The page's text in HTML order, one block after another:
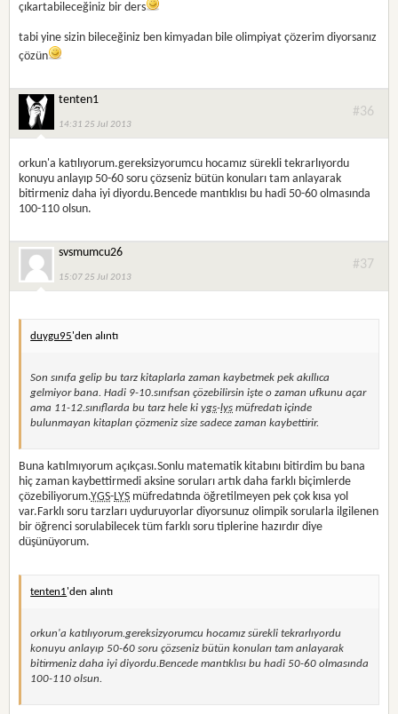
çıkartabileceğiniz bir ders
tabi yine sizin bileceğiniz ben kimyadan bile olimpiyat çözerim diyorsanız
çözün
tenten1
14:31 25 Jul 2013
#36
orkun'a katılıyorum.gereksizyorumcu hocamız sürekli tekrarlıyordu
konuyu anlayıp 50-60 soru çözseniz bütün konuları tam anlayarak
bitirmeniz daha iyi diyordu.Bencede mantıklısı bu hadi 50-60 olmasında
100-110 olsun.
svsmumcu26
15:07 25 Jul 2013
#37
duygu95'den alıntı
Son sınıfa gelip bu tarz kitaplarla zaman kaybetmek pek akıllıca
gelmiyor bana. Hadi 9-10.sınıfsan çözebilirsin işte o zaman ufkunu açar
ama 11-12.sınıflarda bu tarz hele kiygs-lys müfredatı içinde
bulunmayan kitapları çözmeniz size sadece zaman kaybettirir.
Buna katılmıyorum açıkçası.Sonlu matematik kitabını bitirdim bu bana
hiç zaman kaybettirmedi aksine soruları artık daha farklı biçimlerde
çözebiliyorum.YGS-LYS müfredatında öğretilmeyen pek çok kısa yol
var.Farklı soru tarzları uyduruyorlar diyorsunuz olimpik sorularla ilgilenen
bir öğrenci sorulabilecek tüm farklı soru tiplerine hazırdır diye
düşünüyorum.
tenten1 'den alıntı
orkun'a katılıyorum.gereksizyorumcu hocamız sürekli tekrarlıyordu
konuyu anlayıp 50-60 soru çözseniz bütün konuları tam anlayarak
bitirmeniz daha iyi diyordu.Bencede mantıklısı bu hadi 50-60 olmasında
100-110 olsun.